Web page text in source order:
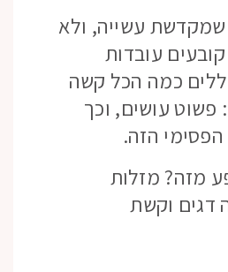
שמקדשת עשייה, ולא
עובדות
כמה הכל קשה
פשוט עושים, וכך
הזה.
מזה? מזלות
דגים וקשת